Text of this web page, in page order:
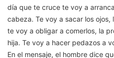
día que te cruce te voy a
cabeza. Te voy a sacar los
te voy a obligar a comerlos, la
hija. Te voy a hacer pedazos a
En el mensaje, el hombre dice